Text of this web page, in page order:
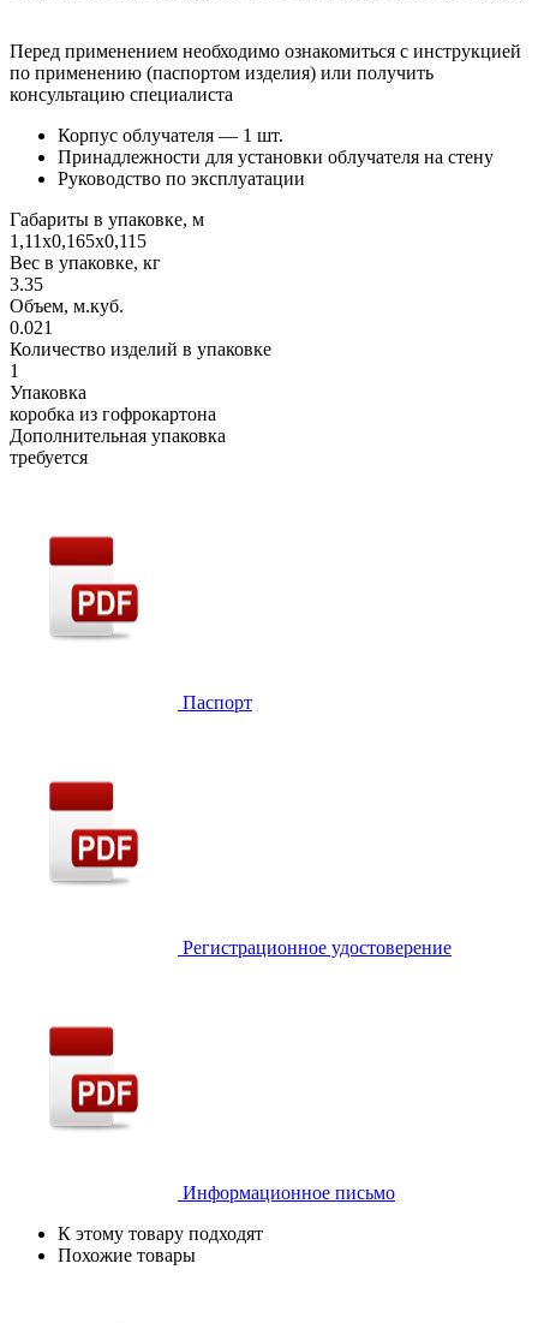
Перед применением необходимо ознакомиться с инструкцией
по применению (паспортом изделия) или получить
консультацию специалиста
Корпус облучателя — 1 шт.
Принадлежности для установки облучателя на стену
Руководство по эксплуатации
Габариты в упаковке, м
1,11х0,165х0,115
Вес в упаковке, кг
3.35
Объем, м.куб.
0.021
Количество изделий в упаковке
1
Упаковка
коробка из гофрокартона
Дополнительная упаковка
требуется
Паспорт
Регистрационное удостоверение
Информационное письмо
К этому товару подходят
Похожие товары